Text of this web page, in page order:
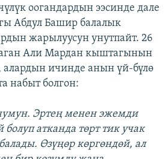
оогандардын ээсинде дале
Абдул Башир балалык
жарылуусун унутпайт. 26
Али Мардан кыштагынын
алардын ичинде анын үй-бүлө
набыт болгон:
Эртең менен эжемди
болуп атканда төрт тик учак
Өзүңөр көргөндөй, ал